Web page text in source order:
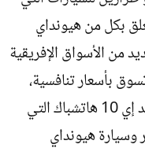
بكل من هيونداي
من الأسواق الإفريقية
بأسعار تنافسية،
بالإضافة الى السيارة الأسطورية جراند إي 10 هاتشباك التي
وسيارة هيونداي